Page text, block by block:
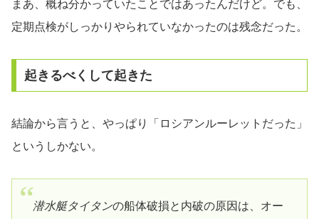
まあ、概ね分かっていたことではあったんだけど。でも、
定期点検がしっかりやられていなかったのは残念だった。
起きるべくして起きた
結論から言うと、やっぱり「ロシアンルーレットだった」
というしかない。
潜水艇タイタンの船体破損と内破の原因は、オー